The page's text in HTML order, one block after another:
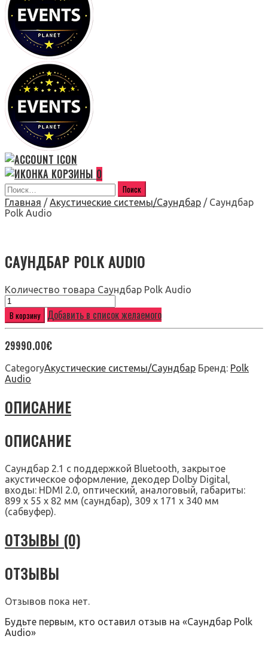
0
Главная / Акустические системы/Саундбар / Саундбар
Polk Audio
САУНДБАР POLK AUDIO
Количество товара Саундбар Polk Audio
В корзину Добавить в список желаемого
29990.00€
CategoryАкустические системы/Саундбар Бренд: Polk
Audio
ОПИСАНИЕ
ОПИСАНИЕ
Саундбар 2.1 с поддержкой Bluetooth, закрытое
акустическое оформление, декодер Dolby Digital,
входы: HDMI 2.0, оптический, аналоговый, габариты:
899 х 55 х 82 мм (саундбар), 309 х 171 х 340 мм
(сабвуфер).
ОТЗЫВЫ (0)
ОТЗЫВЫ
Отзывов пока нет.
Будьте первым, кто оставил отзыв на «Саундбар Polk
Audio»